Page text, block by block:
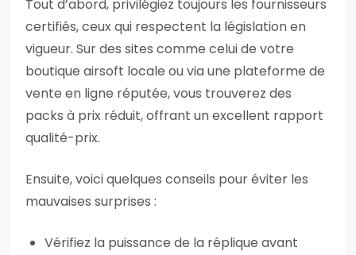
Tout d’abord, privilégiez toujours les fournisseurs
certifiés, ceux qui respectent la législation en
vigueur. Sur des sites comme celui de votre
boutique airsoft locale ou via une plateforme de
vente en ligne réputée, vous trouverez des
packs à prix réduit, offrant un excellent rapport
qualité-prix.
Ensuite, voici quelques conseils pour éviter les
mauvaises surprises :
Vérifiez la puissance de la réplique avant